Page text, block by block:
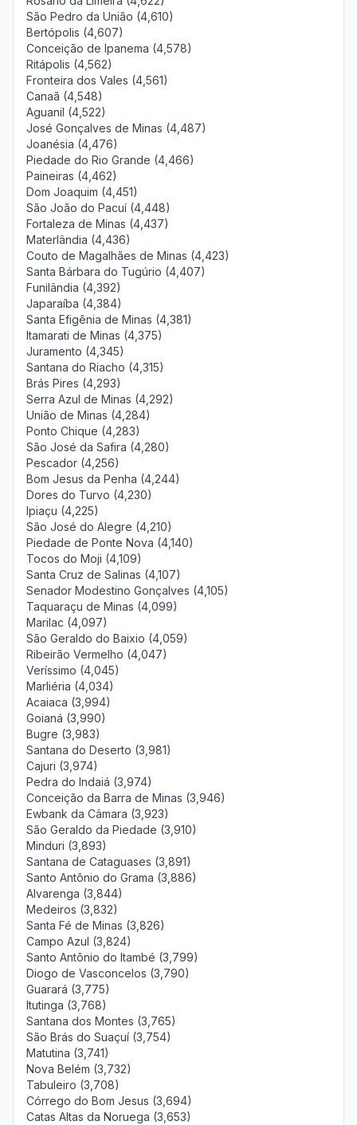
São Pedro da União (4,610)
Bertópolis (4,607)
Conceição de Ipanema (4,578)
Ritápolis (4,562)
Fronteira dos Vales (4,561)
Canaã (4,548)
Aguanil (4,522)
José Gonçalves de Minas (4,487)
Joanésia (4,476)
Piedade do Rio Grande (4,466)
Paineiras (4,462)
Dom Joaquim (4,451)
São João do Pacuí (4,448)
Fortaleza de Minas (4,437)
Materlândia (4,436)
Couto de Magalhães de Minas (4,423)
Santa Bárbara do Tugúrio (4,407)
Funilândia (4,392)
Japaraíba (4,384)
Santa Efigênia de Minas (4,381)
Itamarati de Minas (4,375)
Juramento (4,345)
Santana do Riacho (4,315)
Brás Pires (4,293)
Serra Azul de Minas (4,292)
União de Minas (4,284)
Ponto Chique (4,283)
São José da Safira (4,280)
Pescador (4,256)
Bom Jesus da Penha (4,244)
Dores do Turvo (4,230)
Ipiaçu (4,225)
São José do Alegre (4,210)
Piedade de Ponte Nova (4,140)
Tocos do Moji (4,109)
Santa Cruz de Salinas (4,107)
Senador Modestino Gonçalves (4,105)
Taquaraçu de Minas (4,099)
Marilac (4,097)
São Geraldo do Baixio (4,059)
Ribeirão Vermelho (4,047)
Veríssimo (4,045)
Marliéria (4,034)
Acaiaca (3,994)
Goianá (3,990)
Bugre (3,983)
Santana do Deserto (3,981)
Cajuri (3,974)
Pedra do Indaiá (3,974)
Conceição da Barra de Minas (3,946)
Ewbank da Câmara (3,923)
São Geraldo da Piedade (3,910)
Minduri (3,893)
Santana de Cataguases (3,891)
Santo Antônio do Grama (3,886)
Alvarenga (3,844)
Medeiros (3,832)
Santa Fé de Minas (3,826)
Campo Azul (3,824)
Santo Antônio do Itambé (3,799)
Diogo de Vasconcelos (3,790)
Guarará (3,775)
Itutinga (3,768)
Santana dos Montes (3,765)
São Brás do Suaçuí (3,754)
Matutina (3,741)
Nova Belém (3,732)
Tabuleiro (3,708)
Córrego do Bom Jesus (3,694)
Catas Altas da Noruega (3,653)